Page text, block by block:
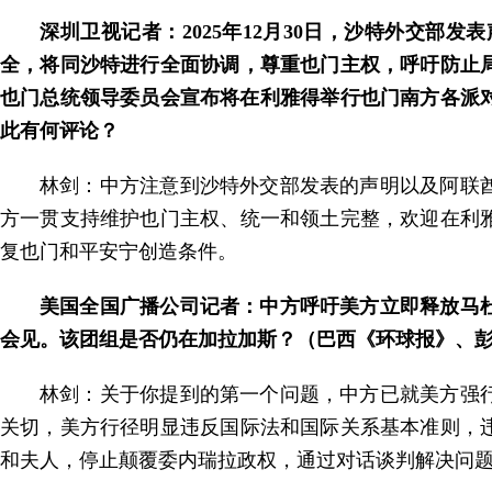
深圳卫视记者：2025年12月30日，沙特外交部发
全，将同沙特进行全面协调，尊重也门主权，呼吁防
也门总统领导委员会宣布将在利雅得举行也门南方各
此有何评论？
林剑：中方注意到沙特外交部发表的声明以及阿
方一贯支持维护也门主权、统一和领土完整，欢迎在
复也门和平安宁创造条件。
美国全国广播公司记者：中方呼吁美方立即释放
会见。该团组是否仍在加拉加斯？（巴西《环球报》、
林剑：关于你提到的第一个问题，中方已就美方
关切，美方行径明显违反国际法和国际关系基本准则
和夫人，停止颠覆委内瑞拉政权，通过对话谈判解决问